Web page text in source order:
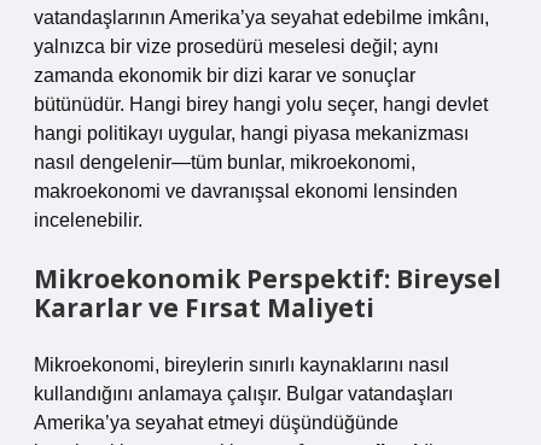
vatandaşlarının Amerika’ya seyahat edebilme imkânı,
yalnızca bir vize prosedürü meselesi değil; aynı
zamanda ekonomik bir dizi karar ve sonuçlar
bütünüdür. Hangi birey hangi yolu seçer, hangi devlet
hangi politikayı uygular, hangi piyasa mekanizması
nasıl dengelenir—tüm bunlar, mikroekonomi,
makroekonomi ve davranışsal ekonomi lensinden
incelenebilir.
Mikroekonomik Perspektif: Bireysel
Kararlar ve Fırsat Maliyeti
Mikroekonomi, bireylerin sınırlı kaynaklarını nasıl
kullandığını anlamaya çalışır. Bulgar vatandaşları
Amerika’ya seyahat etmeyi düşündüğünde